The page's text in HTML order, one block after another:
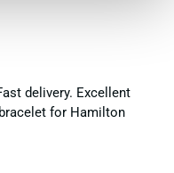
delivery. Excellent
for Hamilton